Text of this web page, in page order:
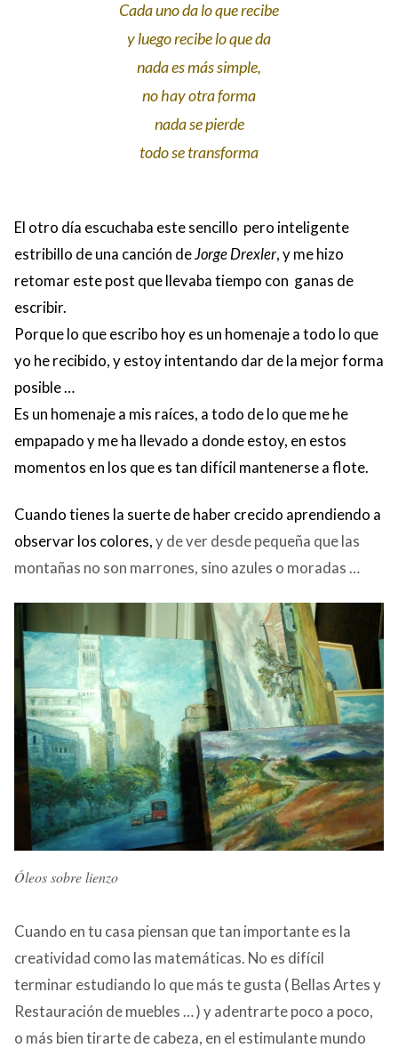
Cada uno da lo que recibe
y luego recibe lo que da
nada es más simple,
no hay otra forma
nada se pierde
todo se transforma
El otro día escuchaba este sencillo pero inteligente
estribillo de una canción deJorge Drexler, y me hizo
retomar este post que llevaba tiempo con ganas de
escribir.
Porque lo que escribo hoy es un homenaje a todo lo que
yo he recibido, y estoy intentando dar de la mejor forma
posible …
Es un homenaje a mis raíces, a todo de lo que me he
empapado y me ha llevado a donde estoy, en estos
momentos en los que es tan difícil mantenerse a flote.
Cuando tienes la suerte de haber crecido aprendiendo a
observar los colores,y de ver desde pequeña que las
montañas no son marrones, sino azules o moradas …
Óleos sobre lienzo
Cuando en tu casa piensan que tan importante es la
creatividad como las matemáticas. No es difícil
terminar estudiando lo que más te gusta ( Bellas Artes y
Restauración de muebles … ) y adentrarte poco a poco,
o más bien tirarte de cabeza, en el estimulante mundo